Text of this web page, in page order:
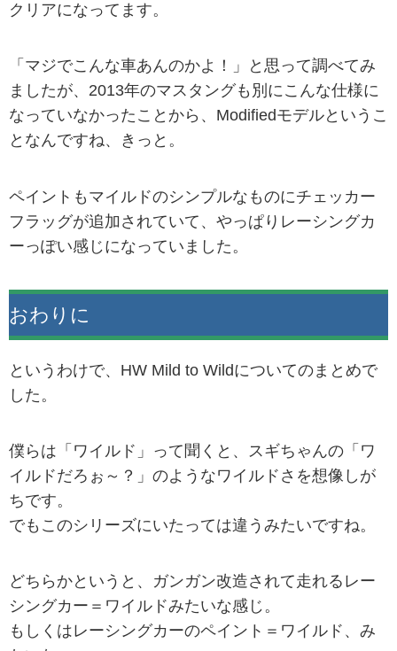
クリアになってます。
「マジでこんな車あんのかよ！」と思って調べてみ
ましたが、2013年のマスタングも別にこんな仕様に
なっていなかったことから、Modifiedモデルというこ
となんですね、きっと。
ペイントもマイルドのシンプルなものにチェッカー
フラッグが追加されていて、やっぱりレーシングカ
ーっぽい感じになっていました。
おわりに
というわけで、HW Mild to Wildについてのまとめで
した。
僕らは「ワイルド」って聞くと、スギちゃんの「ワ
イルドだろぉ～？」のようなワイルドさを想像しが
ちです。
でもこのシリーズにいたっては違うみたいですね。
どちらかというと、ガンガン改造されて走れるレー
シングカー＝ワイルドみたいな感じ。
もしくはレーシングカーのペイント＝ワイルド、み